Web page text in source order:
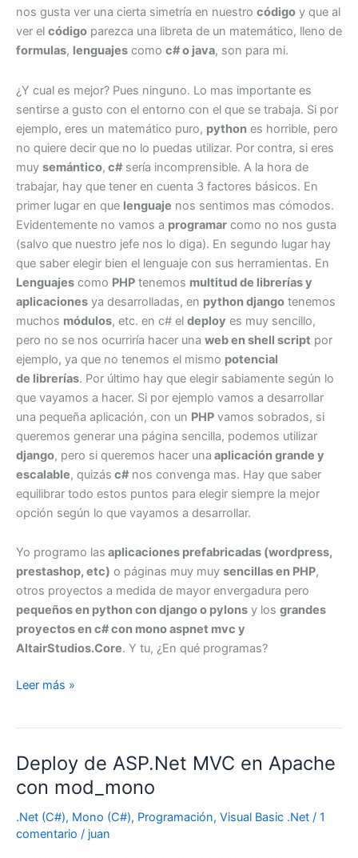
nos gusta ver una cierta simetría en nuestro código y que al
ver el código parezca una libreta de un matemático, lleno de
formulas, lenguajes como c# o java, son para mi.
¿Y cual es mejor? Pues ninguno. Lo mas importante es
sentirse a gusto con el entorno con el que se trabaja. Si por
ejemplo, eres un matemático puro, python es horrible, pero
no quiere decir que no lo puedas utilizar. Por contra, si eres
muy semántico, c#sería incomprensible. A la hora de
trabajar, hay que tener en cuenta 3 factores básicos. En
primer lugar en que lenguaje nos sentimos mas cómodos.
Evidentemente no vamos a programar como no nos gusta
(salvo que nuestro jefe nos lo diga). En segundo lugar hay
que saber elegir bien el lenguaje con sus herramientas. En
Lenguajes como PHP tenemos multitud de librerías y
aplicaciones ya desarrolladas, en python django tenemos
muchos módulos, etc. en c# el deploy es muy sencillo,
pero no se nos ocurriría hacer una web en shell script por
ejemplo, ya que no tenemos el mismo potencial
de librerías. Por último hay que elegir sabiamente según lo
que vayamos a hacer. Si por ejemplo vamos a desarrollar
una pequeña aplicación, con un PHP vamos sobrados, si
queremos generar una página sencilla, podemos utilizar
django, pero si queremos hacer una aplicación grande y
escalable, quizás c#nos convenga mas. Hay que saber
equilibrar todo estos puntos para elegir siempre la mejor
opción según lo que vayamos a desarrollar.
Yo programo las aplicaciones prefabricadas (wordpress,
prestashop, etc) o páginas muy muy sencillas en PHP,
otros proyectos a medida de mayor envergadura pero
pequeños en python con django o pylons y los grandes
proyectos en c# con mono aspnet mvc y
AltairStudios.Core. Y tu, ¿En qué programas?
Lenguajes
(python)
contra
matemáticos
(c#)
Leer más »
Deploy de ASP.Net MVC en Apache
con mod_mono
.Net (C#), Mono (C#), Programación, Visual Basic .Net / 1
comentario / juan